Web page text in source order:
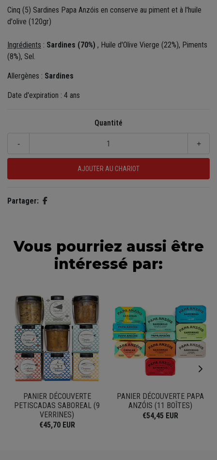
Cinq (5) Sardines Papa Anzóis en conserve au piment et à l'huile
d'olive (120gr)
Ingrédients : Sardines (70%) , Huile d'Olive Vierge (22%), Piments
(8%), Sel.
Allergènes : Sardines
Date d'expiration : 4 ans
Quantité
+
-
Partager:
Vous pourriez aussi être
intéressé par:
PANIER DÉCOUVERTE
PETISCADAS SABOREAL (9
VERRINES)
€45,70 EUR
PANIER DÉCOUVERTE PAPA
ANZÓIS (11 BOÎTES)
€54,45 EUR